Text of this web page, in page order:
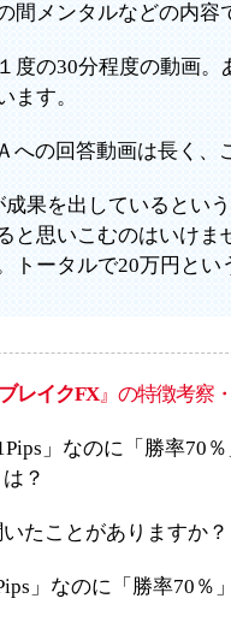
間メンタルなどの内
度の30分程度の動画
ます。
への回答動画は長く、
成果を出しているとい
と思いこむのはいけ
トータルで20万円と
レイクFX』の特徴考察
」なのに「勝率70
？
たことがありますか？
」なのに「勝率70